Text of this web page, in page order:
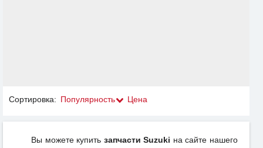
Сортировка: Популярность Цена
Вы можете купить запчасти Suzuki на сайте нашего